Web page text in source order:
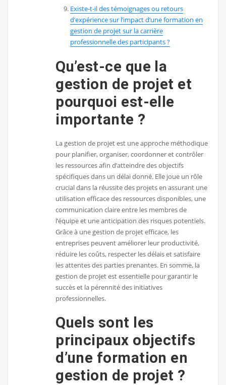
Existe-t-il des témoignages ou retours
d’expérience sur l’impact d’une formation en
gestion de projet sur la carrière
professionnelle des participants ?
Qu’est-ce que la
gestion de projet et
pourquoi est-elle
importante ?
La gestion de projet est une approche méthodique
pour planifier, organiser, coordonner et contrôler
les ressources afin d’atteindre des objectifs
spécifiques dans un délai donné. Elle joue un rôle
crucial dans la réussite des projets en assurant une
utilisation efficace des ressources disponibles, une
communication claire entre les membres de
l’équipe et une anticipation des risques potentiels.
Grâce à une gestion de projet efficace, les
entreprises peuvent améliorer leur productivité,
réduire les coûts, respecter les délais et satisfaire
les attentes des parties prenantes. En somme, la
gestion de projet est essentielle pour garantir le
succès et la pérennité des initiatives
professionnelles.
Quels sont les
principaux objectifs
d’une formation en
gestion de projet ?